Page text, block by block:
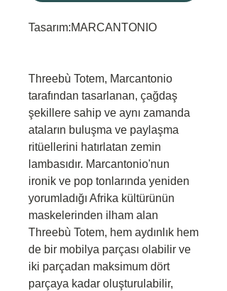
Tasarım:MARCANTONIO
Threebù Totem, Marcantonio
tarafından tasarlanan, çağdaş
şekillere sahip ve aynı zamanda
ataların buluşma ve paylaşma
ritüellerini hatırlatan zemin
lambasıdır. Marcantonio'nun
ironik ve pop tonlarında yeniden
yorumladığı Afrika kültürünün
maskelerinden ilham alan
Threebù Totem, hem aydınlık hem
de bir mobilya parçası olabilir ve
iki parçadan maksimum dört
parçaya kadar oluşturulabilir,